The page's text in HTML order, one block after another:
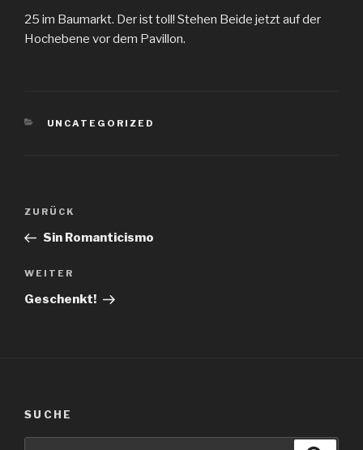
25 im Baumarkt. Der ist toll! Stehen Beide jetzt auf der
Hochebene vor dem Pavillon.
KATEGORIEN
UNCATEGORIZED
Beitragsnavigation
Vorheriger
Beitrag
ZURÜCK
Sin Romanticismo
Nächster
Beitrag
WEITER
Geschenkt!
SUCHE